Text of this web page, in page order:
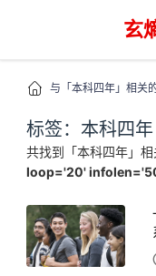
玄
与「本科四年」相关
标签：本科四年
共找到「本科四年」
loop='20'